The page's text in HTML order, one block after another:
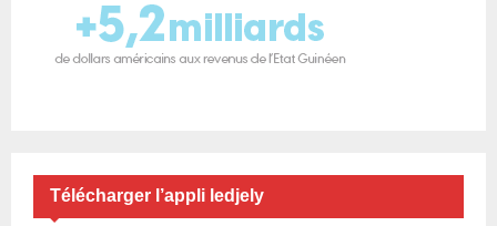
Télécharger l’appli ledjely